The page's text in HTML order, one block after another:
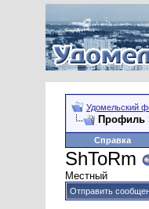
Удомельский
Профиль
Справка
ShToRm
Местный
Отправить